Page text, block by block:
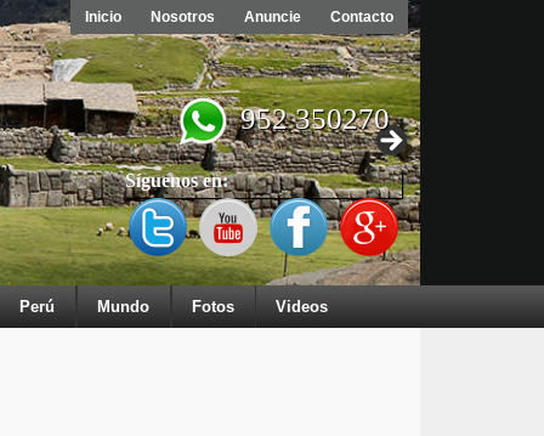
Inicio Nosotros Anuncie Contacto
952 350270
Síguenos en:
Perú Mundo Fotos Videos